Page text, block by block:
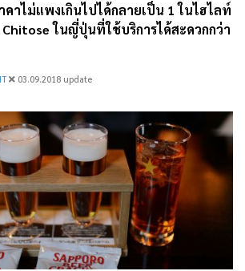
าไม่แพงเกินไปได้กลายเป็น 1 ในไฮไลท์
ในญี่ปุ่นที่ใช้บริการได้สะดวกกว่า
03.09.2018 update